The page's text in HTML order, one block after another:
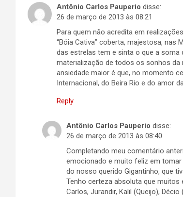
Antônio Carlos Pauperio disse:
26 de março de 2013 às 08:21
Para quem não acredita em
“Bóia Cativa” coberta, majestosa, nas
das estrelas tem e sinta o que a soma
materialização de todos os sonhos da
ansiedade maior é que, no momento
Internacional, do Beira Rio e do amor
Reply
Antônio Carlos Pauperio disse:
26 de março de 2013 às 08:40
Completando meu comentário
emocionado e muito feliz em
do nosso querido Gigantinho, que
Tenho certeza absoluta que muitos
Carlos, Jurandir, Kalil (Queijo),